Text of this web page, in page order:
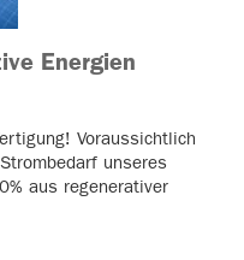
Energien
Voraussichtlich
unseres
aus regenerativer